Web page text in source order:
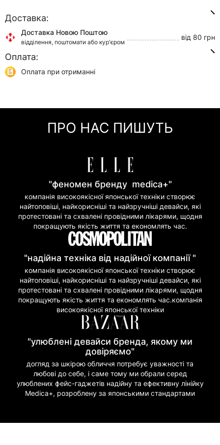
Доставка:
Доставка Новою Поштою
відділення, поштомати або кур'єром
від 80 грн
Доставка Укр Поштою
Оплата:
Оплата при отриманні
Покупка частинами (Моно Банк)
ПРО НАС ПИШУТЬ
"феномен бренду medica+"
компанія високоякісної японської техніки створює
найтоповіші, найкорисніші та найзручніші девайси, які
протестовані та схвалені провідними лікарями, щодня
покращують якість життя та економлять час.
"надійна техніка від надійної компанії "
компанія високоякісної японської техніки створює
найтоповіші, найкорисніші та найзручніші девайси, які
протестовані та схвалені провідними лікарями, щодня
покращують якість життя та економлять час.компанія
високоякісної японської техніки
"улюблені девайси бренда, якому ми
довіряємо"
догляд за шкірою обличчя потребує уважності та
любові до себе, і саме тому ми обрали серед
улюблених фейс-гаджетів надійну та ефективну лінійку
Medica+, розроблену за японськими стандартами